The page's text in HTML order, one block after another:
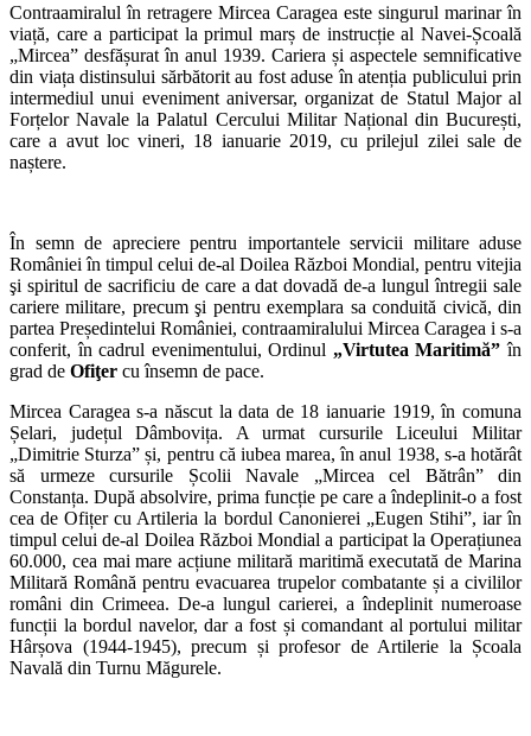
Contraamiralul în retragere Mircea Caragea este singurul marinar în
viață, care a participat la primul marș de instrucție al Navei-Școală
„Mircea” desfășurat în anul 1939. Cariera și aspectele semnificative
din viața distinsului sărbătorit au fost aduse în atenția publicului prin
intermediul unui eveniment aniversar, organizat de Statul Major al
Forțelor Navale la Palatul Cercului Militar Național din București,
care a avut loc vineri, 18 ianuarie 2019, cu prilejul zilei sale de
naștere.
În semn de apreciere pentru importantele servicii militare aduse
României în timpul celui de-al Doilea Război Mondial, pentru vitejia
şi spiritul de sacrificiu de care a dat dovadă de-a lungul întregii sale
cariere militare, precum şi pentru exemplara sa conduită civică, din
partea Președintelui României, contraamiralului Mircea Caragea i s-a
conferit, în cadrul evenimentului, Ordinul „Virtutea Maritimă” în
grad de Ofiţer cu însemn de pace.
Mircea Caragea s-a născut la data de 18 ianuarie 1919, în comuna
Șelari, județul Dâmbovița. A urmat cursurile Liceului Militar
„Dimitrie Sturza” și, pentru că iubea marea, în anul 1938, s-a hotărât
să urmeze cursurile Școlii Navale „Mircea cel Bătrân” din
Constanța. După absolvire, prima funcție pe care a îndeplinit-o a fost
cea de Ofițer cu Artileria la bordul Canonierei „Eugen Stihi”, iar în
timpul celui de-al Doilea Război Mondial a participat la Operațiunea
60.000, cea mai mare acțiune militară maritimă executată de Marina
Militară Română pentru evacuarea trupelor combatante și a civililor
români din Crimeea. De-a lungul carierei, a îndeplinit numeroase
funcții la bordul navelor, dar a fost și comandant al portului militar
Hârșova (1944-1945), precum și profesor de Artilerie la Școala
Navală din Turnu Măgurele.